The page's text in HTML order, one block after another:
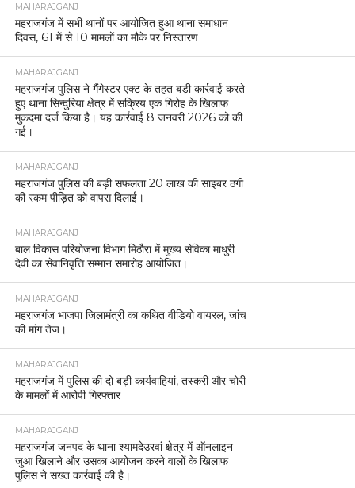
MAHARAJGANJ
महराजगंज में सभी थानों पर आयोजित हुआ थाना समाधान
दिवस, 61 में से 10 मामलों का मौके पर निस्तारण
MAHARAJGANJ
महराजगंज पुलिस ने गैंगेस्टर एक्ट के तहत बड़ी कार्रवाई करते
हुए थाना सिन्दुरिया क्षेत्र में सक्रिय एक गिरोह के खिलाफ
मुकदमा दर्ज किया है। यह कार्रवाई 8 जनवरी 2026 को की
गई।
MAHARAJGANJ
महराजगंज पुलिस की बड़ी सफलता 20 लाख की साइबर ठगी
की रकम पीड़ित को वापस दिलाई।
MAHARAJGANJ
बाल विकास परियोजना विभाग मिठौरा में मुख्य सेविका माधुरी
देवी का सेवानिवृत्ति सम्मान समारोह आयोजित।
MAHARAJGANJ
महराजगंज भाजपा जिलामंत्री का कथित वीडियो वायरल, जांच
की मांग तेज।
MAHARAJGANJ
महराजगंज में पुलिस की दो बड़ी कार्यवाहियां, तस्करी और चोरी
के मामलों में आरोपी गिरफ्तार
MAHARAJGANJ
महराजगंज जनपद के थाना श्यामदेउरवां क्षेत्र में ऑनलाइन
जुआ खिलाने और उसका आयोजन करने वालों के खिलाफ
पुलिस ने सख्त कार्रवाई की है।